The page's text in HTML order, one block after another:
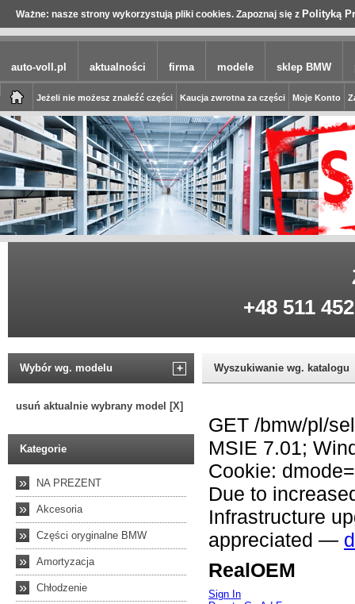
Ważne: nasze strony wykorzystują pliki cookies. Zapoznaj się z Polityką
auto-voll.pl aktualności firma modele sklep BMW
Jeżeli nie możesz znaleźć części Kaucja zwrotna za części Moje Konto
+48 511
Wybór wg. modelu +
usuń aktualnie wybrany model [X]
Kategorie
» NA PREZENT
» Akcesoria
» Części oryginalne BMW
» Amortyzacja
» Chłodzenie
Wyszukiwanie wg. katalogu